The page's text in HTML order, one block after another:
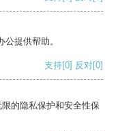
提供帮助。
支持[0] 反对[0]
的隐私保护和安全性保